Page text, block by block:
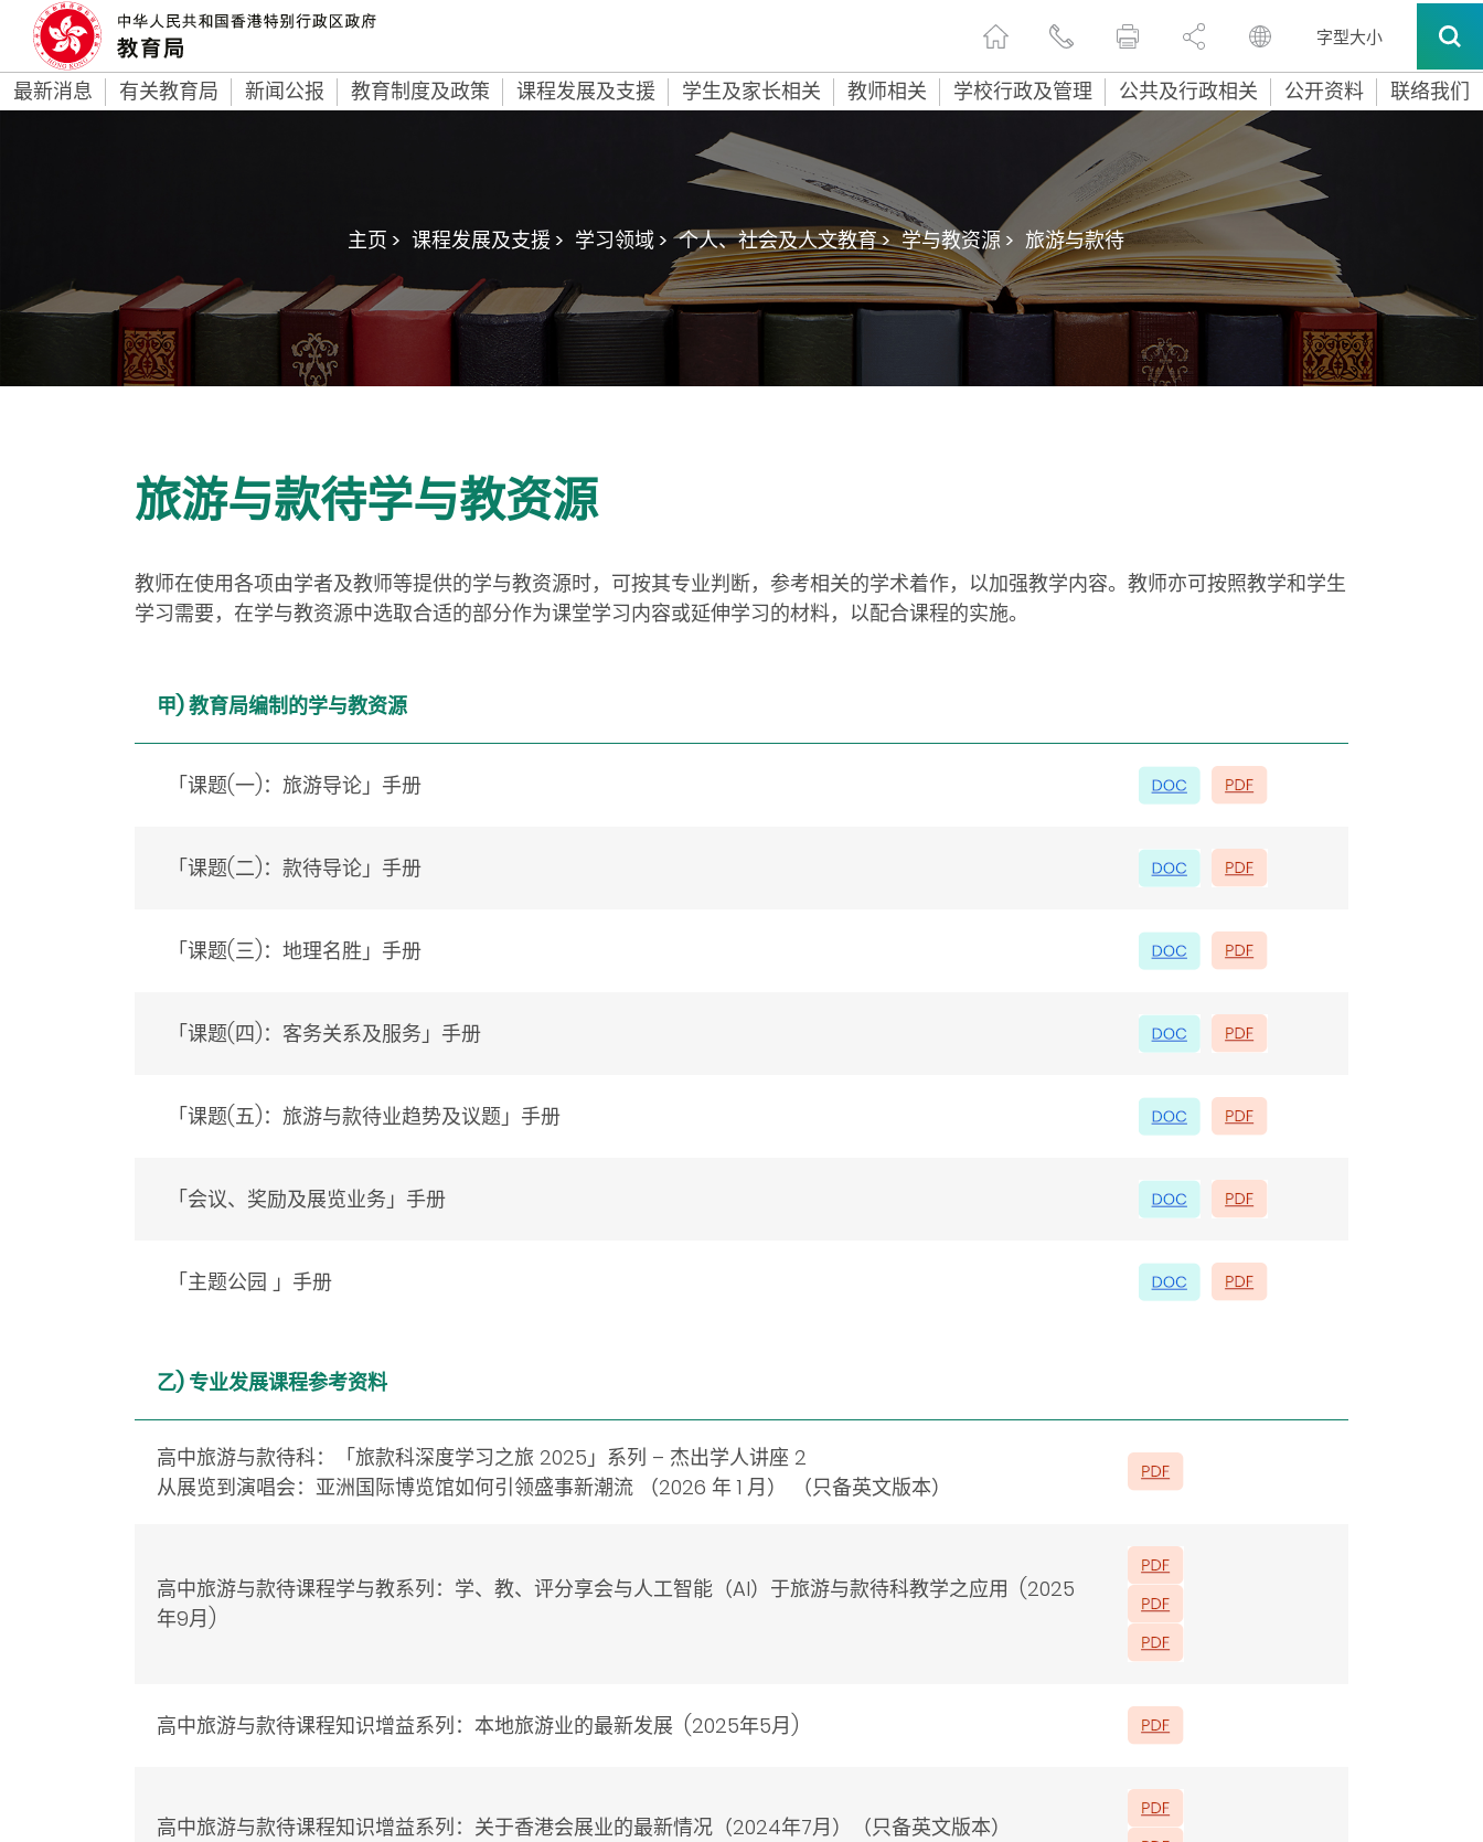
字型大小
最新消息 有关教育局 新闻公报 教育制度及政策 课程发展及支援 学生及家长相关 教师相关 学校行政及管理 公共及行政相关 公开资料 联络我们
主页 > 课程发展及支援 > 学习领域 > 个人、社会及人文教育 > 学与教资源 > 旅游与款待
旅游与款待学与教资源
教师在使用各项由学者及教师等提供的学与教资源时，可按其专业判断，参考相关的学术着作，以加强教学内容。教师亦可按照教学和学生
学习需要，在学与教资源中选取合适的部分作为课堂学习内容或延伸学习的材料，以配合课程的实施。
甲) 教育局编制的学与教资源
「课题(一)：旅游导论」手册
「课题(二)：款待导论」手册
「课题(三)：地理名胜」手册
「课题(四)：客务关系及服务」手册
「课题(五)：旅游与款待业趋势及议题」手册
「会议、奖励及展览业务」手册
「主题公园 」手册
乙) 专业发展课程参考资料
高中旅游与款待科：「旅款科深度学习之旅 2025」系列 – 杰出学人讲座 2
从展览到演唱会：亚洲国际博览馆如何引领盛事新潮流 （2026 年 1 月） （只备英文版本）
高中旅游与款待课程学与教系列：学、教、评分享会与人工智能（AI）于旅游与款待科教学之应用 (2025
年9月)
高中旅游与款待课程知识增益系列：本地旅游业的最新发展 (2025年5月)
高中旅游与款待课程知识增益系列：关于香港会展业的最新情况（2024年7月）（只备英文版本）